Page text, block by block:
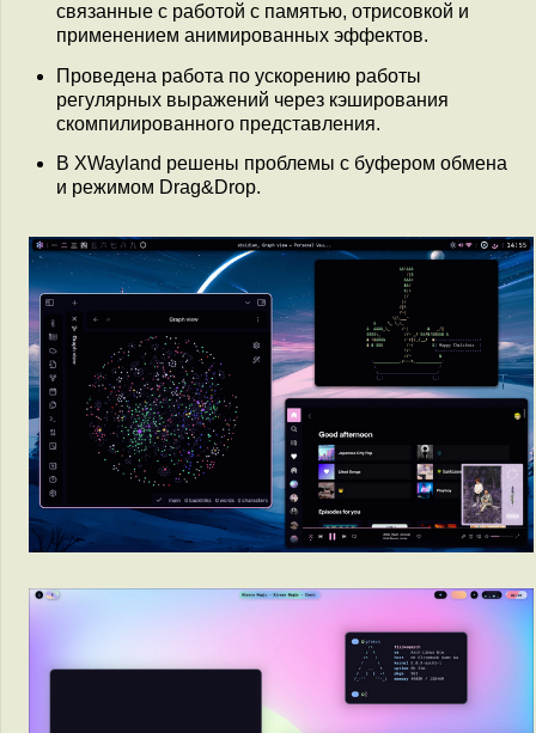
связанные с работой с памятью, отрисовкой и
применением анимированных эффектов.
Проведена работа по ускорению работы
регулярных выражений через кэширования
скомпилированного представления.
В XWayland решены проблемы с буфером обмена
и режимом Drag&Drop.